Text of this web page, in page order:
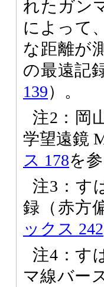
れたガン
によって
な距離が
の最遠記
139）。
注2：岡
学望遠鏡
ス 178を
注3：す
録（赤方
ックス 242
注4：す
マ線バー